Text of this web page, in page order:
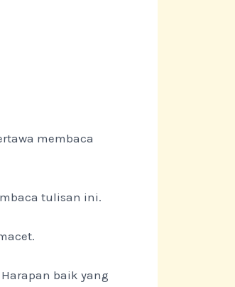
membaca
tulisan ini.
baik yang